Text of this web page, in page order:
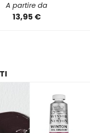
A partire da
13,95 €